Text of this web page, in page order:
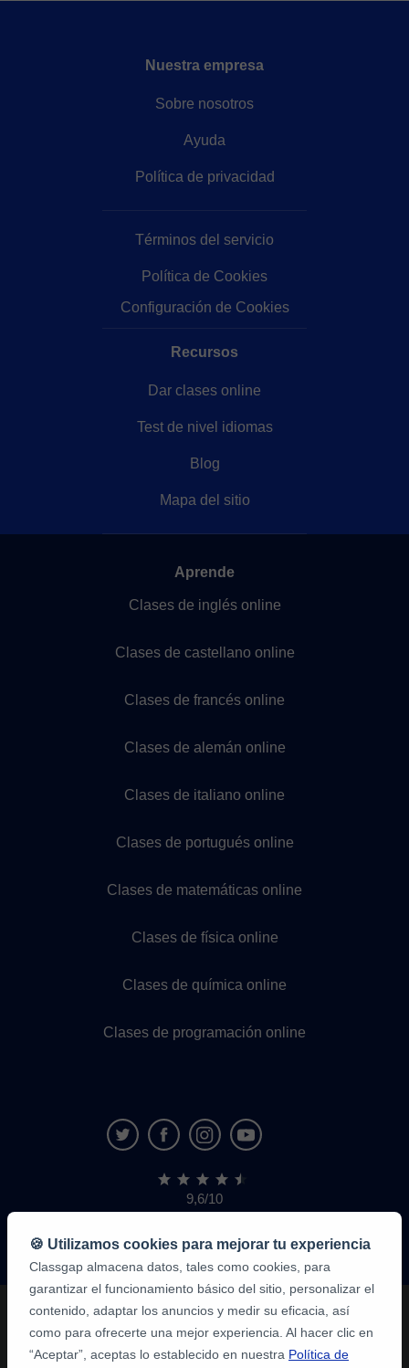
Nuestra empresa
Sobre nosotros
Ayuda
Política de privacidad
Términos del servicio
Política de Cookies
Configuración de Cookies
Recursos
Dar clases online
Test de nivel idiomas
Blog
Mapa del sitio
Aprende
Clases de inglés online
Clases de castellano online
Clases de francés online
Clases de alemán online
Clases de italiano online
Clases de portugués online
Clases de matemáticas online
Clases de física online
Clases de química online
Clases de programación online
9,6/10
1,339,284
de
alumnos
🍪 Utilizamos cookies para mejorar tu experiencia
Classgap almacena datos, tales como cookies, para
garantizar el funcionamiento básico del sitio, personalizar el
contenido, adaptar los anuncios y medir su eficacia, así
como para ofrecerte una mejor experiencia. Al hacer clic en
“Aceptar”, aceptas lo establecido en nuestra Política de